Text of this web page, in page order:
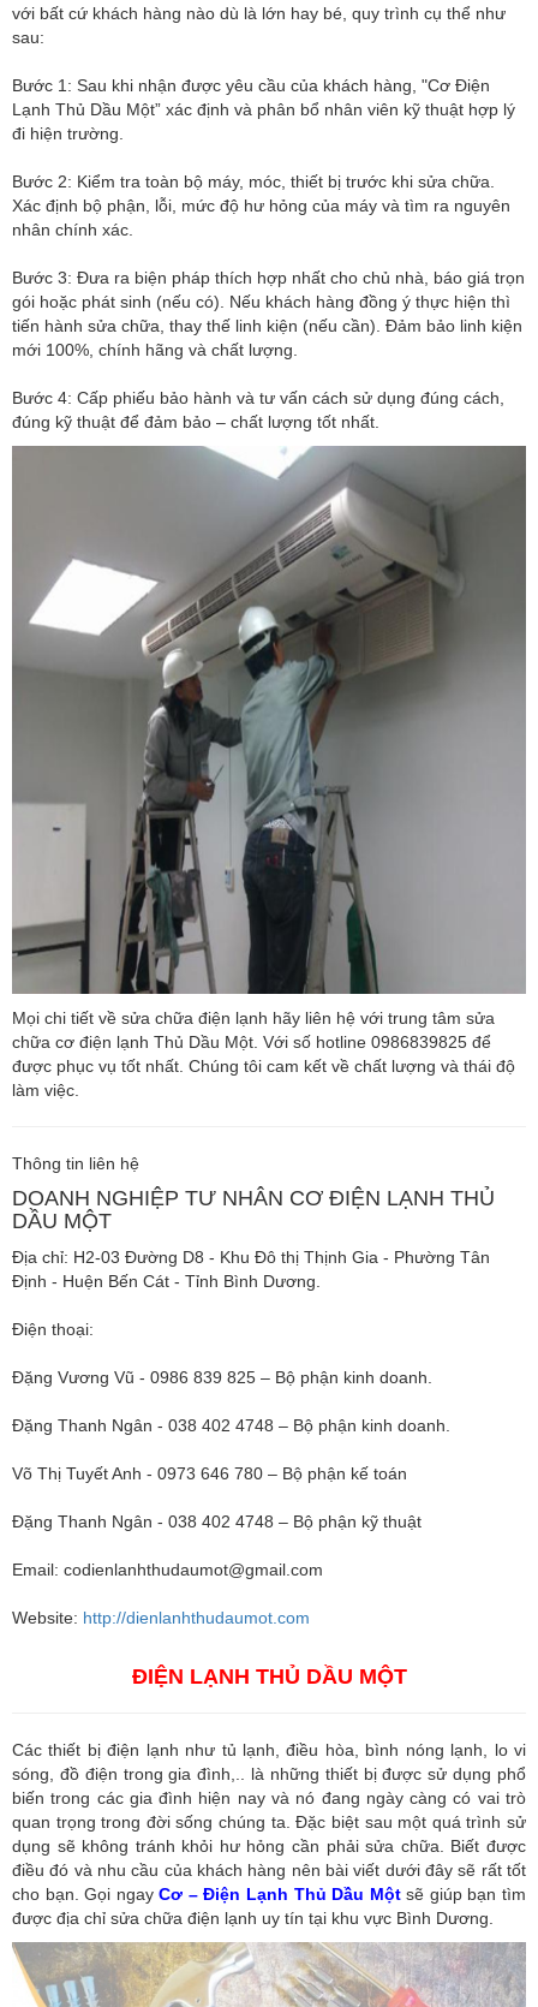
với bất cứ khách hàng nào dù là lớn hay bé, quy trình cụ thể như
sau:
Bước 1: Sau khi nhận được yêu cầu của khách hàng, "Cơ Điện
Lạnh Thủ Dầu Một” xác định và phân bổ nhân viên kỹ thuật hợp lý
đi hiện trường.
Bước 2: Kiểm tra toàn bộ máy, móc, thiết bị trước khi sửa chữa.
Xác định bộ phận, lỗi, mức độ hư hỏng của máy và tìm ra nguyên
nhân chính xác.
Bước 3: Đưa ra biện pháp thích hợp nhất cho chủ nhà, báo giá trọn
gói hoặc phát sinh (nếu có). Nếu khách hàng đồng ý thực hiện thì
tiến hành sửa chữa, thay thế linh kiện (nếu cần). Đảm bảo linh kiện
mới 100%, chính hãng và chất lượng.
Bước 4: Cấp phiếu bảo hành và tư vấn cách sử dụng đúng cách,
đúng kỹ thuật để đảm bảo – chất lượng tốt nhất.
Mọi chi tiết về sửa chữa điện lạnh hãy liên hệ với trung tâm sửa
chữa cơ điện lạnh Thủ Dầu Một. Với số hotline 0986839825 để
được phục vụ tốt nhất. Chúng tôi cam kết về chất lượng và thái độ
làm việc.
Thông tin liên hệ
DOANH NGHIỆP TƯ NHÂN CƠ ĐIỆN LẠNH THỦ
DẦU MỘT
Địa chỉ: H2-03 Đường D8 - Khu Đô thị Thịnh Gia - Phường Tân
Định - Huện Bến Cát - Tỉnh Bình Dương.
Điện thoại:
Đặng Vương Vũ - 0986 839 825 – Bộ phận kinh doanh.
Đặng Thanh Ngân - 038 402 4748 – Bộ phận kinh doanh.
Võ Thị Tuyết Anh - 0973 646 780 – Bộ phận kế toán
Đặng Thanh Ngân - 038 402 4748 – Bộ phận kỹ thuật
Email: codienlanhthudaumot@gmail.com
Website: http://dienlanhthudaumot.com
ĐIỆN LẠNH THỦ DẦU MỘT
Các thiết bị điện lạnh như tủ lạnh, điều hòa, bình nóng lạnh, lo vi
sóng, đồ điện trong gia đình,.. là những thiết bị được sử dụng phổ
biến trong các gia đình hiện nay và nó đang ngày càng có vai trò
quan trọng trong đời sống chúng ta. Đặc biệt sau một quá trình sử
dụng sẽ không tránh khỏi hư hỏng cần phải sửa chữa. Biết được
điều đó và nhu cầu của khách hàng nên bài viết dưới đây sẽ rất tốt
cho bạn. Gọi ngayCơ – Điện Lạnh Thủ Dầu Một sẽ giúp bạn tìm
được địa chỉ sửa chữa điện lạnh uy tín tại khu vực Bình Dương.